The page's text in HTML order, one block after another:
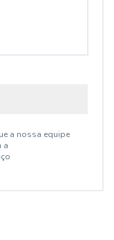
a nossa equipe
a